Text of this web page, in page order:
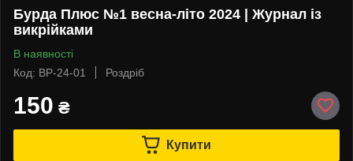
Бурда Плюс №1 весна-літо 2024 | Журнал із
викрійками
В наявності
Код: BP-24-01
Роздріб
150 ₴
Купити